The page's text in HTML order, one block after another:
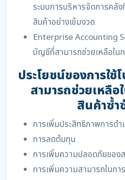
ระบบการบริหารจัดการคลั
สินค้าอย่างเข้มงวด
Enterprise Accounting
บัญชีที่สามารถช่วยเหลือใน
ประโยชน์ของการใ
สามารถช่วยเหลือ
สินค้าซ้ำ
การเพิ่มประสิทธิภาพการดำ
การลดต้นทุน
การเพิ่มความปลอดภัยของ
การเพิ่มความสามารถในก